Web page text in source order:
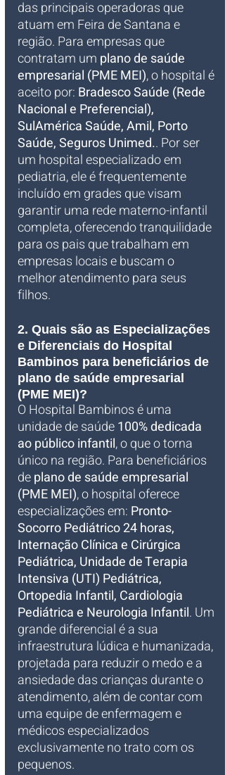
das principais operadoras que
atuam em Feira de Santana e
região. Para empresas que
contratam um plano de saúde
empresarial (PME MEI), o hospital é
aceito por: Bradesco Saúde (Rede
Nacional e Preferencial),
SulAmérica Saúde, Amil, Porto
Saúde, Seguros Unimed.. Por ser
um hospital especializado em
pediatria, ele é frequentemente
incluído em grades que visam
garantir uma rede materno-infantil
completa, oferecendo tranquilidade
para os pais que trabalham em
empresas locais e buscam o
melhor atendimento para seus
filhos.
2. Quais são as Especializações
e Diferenciais do Hospital
Bambinos para beneficiários de
plano de saúde empresarial
(PME MEI)?
O Hospital Bambinos é uma
unidade de saúde 100% dedicada
ao público infantil, o que o torna
único na região. Para beneficiários
de plano de saúde empresarial
(PME MEI), o hospital oferece
especializações em: Pronto-
Socorro Pediátrico 24 horas,
Internação Clínica e Cirúrgica
Pediátrica, Unidade de Terapia
Intensiva (UTI) Pediátrica,
Ortopedia Infantil, Cardiologia
Pediátrica e Neurologia Infantil. Um
grande diferencial é a sua
infraestrutura lúdica e humanizada,
projetada para reduzir o medo e a
ansiedade das crianças durante o
atendimento, além de contar com
uma equipe de enfermagem e
médicos especializados
exclusivamente no trato com os
pequenos.